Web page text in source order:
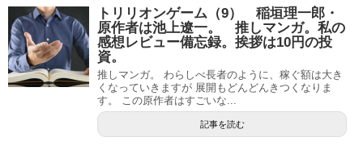
トリリオンゲーム（9） 稲垣理一郎・
原作者は池上遼一。 推しマンガ。私の
感想レビュー備忘録。挨拶は10円の投
資。
推しマンガ。 わらしべ長者のように、稼ぐ額は大き
くなっていきますが 展開もどんどんきつくなりま
す。 この原作者はすごいな...
記事を読む